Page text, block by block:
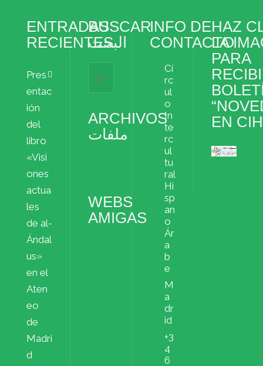
ENTRADAS
RECIENTES
Pres
entac
ión
del
libro
«Visi
ones
actua
les
de al-
Ándal
us»
en el
Aten
eo
de
Madri
d
BUSCAR
البحث
ARCHIVOS
ملفات
WEBS
AMIGAS
INFO DE
CONTACTO
Cí
rc
ul
o
In
te
rc
ul
tu
ral
Hi
sp
an
o
Ár
a
b
e
M
a
dr
id
+3
4
6
HAZ
LA
PARA
EN